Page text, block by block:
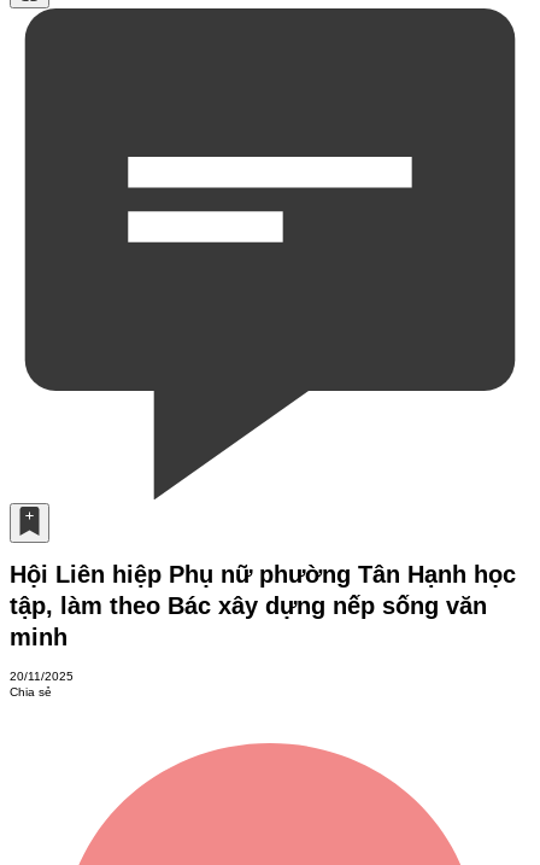
Hội Liên hiệp Phụ nữ phường Tân Hạnh học
tập, làm theo Bác xây dựng nếp sống văn
minh
20/11/2025
Chia sẻ